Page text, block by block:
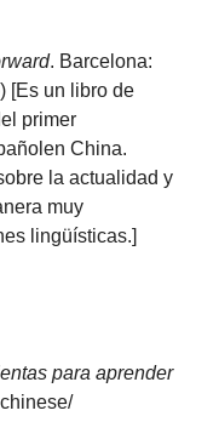
. Barcelona:
[Es un libro de
primer
China.
la actualidad y
muy
lingüísticas.]
para aprender